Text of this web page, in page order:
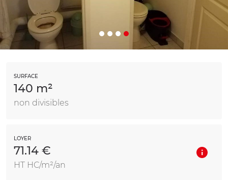
SURFACE
140 m²
non divisibles
LOYER
71.14 €
HT HC/m²/an